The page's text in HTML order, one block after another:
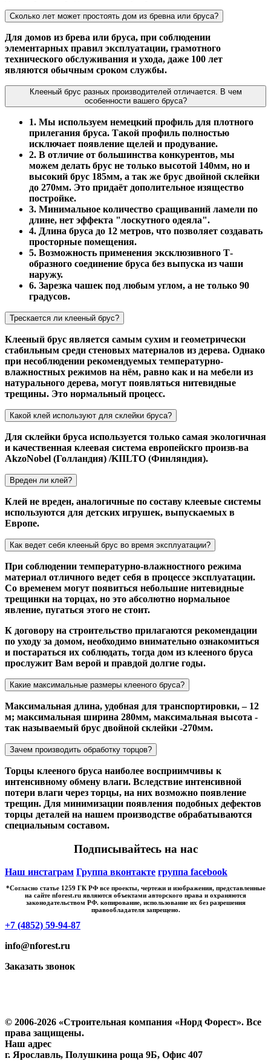
Сколько лет может простоять дом из бревна или бруса?
Для домов из брева или бруса, при соблюдении
элементарных правил эксплуатации, грамотного
технического обслуживания и ухода, даже 100 лет
являются обычным сроком службы.
Клееный брус разных производителей отличается. В чем
особенности вашего бруса?
1. Мы используем немецкий профиль для плотного
прилегания бруса. Такой профиль полностью
исключает появление щелей и продувание.
2. В отличие от большинства конкурентов, мы
можем делать брус не только высотой 140мм, но и
высокий брус 185мм, а так же брус двойной склейки
до 270мм. Это придаёт дополительное изящество
постройке.
3. Минимальное количество сращиваний ламели по
длине, нет эффекта "лоскутного одеяла".
4. Длина бруса до 12 метров, что позволяет создавать
просторные помещения.
5. Возможность применения эксклюзивного Т-
образного соединение бруса без выпуска из чаши
наружу.
6. Зарезка чашек под любым углом, а не только 90
градусов.
Трескается ли клееный брус?
Клееный брус является самым сухим и геометрически
стабильным среди стеновых материалов из дерева. Однако
при несоблюдении рекомендуемых температурно-
влажностных режимов на нём, равно как и на мебели из
натурального дерева, могут появляться нитевидные
трещины. Это нормальный процесс.
Какой клей используют для склейки бруса?
Для склейки бруса используется только самая экологичная
и качественная клеевая система европейскго произв-ва
AkzoNobel (Голландия) /KIILTO (Финляндия).
Вреден ли клей?
Клей не вреден, аналогичные по составу клеевые системы
используются для детских игрушек, выпускаемых в
Европе.
Как ведет себя клееный брус во время эксплуатации?
При соблюдении температурно-влажностного режима
материал отличного ведет себя в процессе эксплуатации.
Со временем могут появиться небольшие нитевидные
трещинки на торцах, но это абсолютно нормальное
явление, пугаться этого не стоит.
К договору на строительство прилагаются рекомендации
по уходу за домом, необходимо внимательно ознакомиться
и постараться их соблюдать, тогда дом из клееного бруса
прослужит Вам верой и правдой долгие годы.
Какие максимальные размеры клееного бруса?
Максимальная длина, удобная для транспортировки, – 12
м; максимальная ширина 280мм, максимальная высота -
так называемый брус двойной склейки -270мм.
Зачем производить обработку торцов?
Торцы клееного бруса наиболее восприимчивы к
интенсивному обмену влаги. Вследствие интенсивной
потери влаги через торцы, на них возможно появление
трещин. Для минимизации появления подобных дефектов
торцы деталей на нашем производстве обрабатываются
специальным составом.
Подписывайтесь на нас
Наш инстаграм Группа вконтакте группа facebook
*Cогласно статье 1259 ГК РФ все проекты, чертежи и изображения, представленные
на сайте nforest.ru являются объектами авторского права и охраняются
законодательством РФ. копирование, использование их без разрешения
правообладателя запрещено.
+7 (4852) 59-94-87
info@nforest.ru
Заказать звонок
© 2006-2026 «Строительная компания «Норд Форест». Все
права защищены.
Наш адрес
г. Ярославль, Полушкина роща 9Б, Офис 407